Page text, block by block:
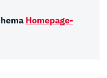
Homepage-